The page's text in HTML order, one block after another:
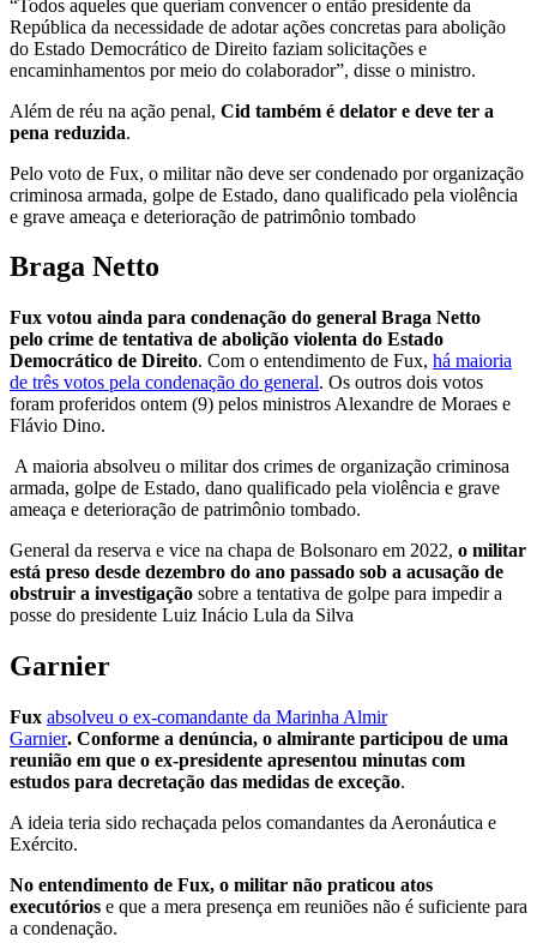
“Todos aqueles que queriam convencer o então presidente da
República da necessidade de adotar ações concretas para abolição
do Estado Democrático de Direito faziam solicitações e
encaminhamentos por meio do colaborador”, disse o ministro.
Além de réu na ação penal, Cid também é delator e deve ter a
pena reduzida.
Pelo voto de Fux, o militar não deve ser condenado por organização
criminosa armada, golpe de Estado, dano qualificado pela violência
e grave ameaça e deterioração de patrimônio tombado
Braga Netto
Fux votou ainda para condenação do general Braga Netto
pelo crime de tentativa de abolição violenta do Estado
Democrático de Direito. Com o entendimento de Fux, há maioria
de três votos pela condenação do general. Os outros dois votos
foram proferidos ontem (9) pelos ministros Alexandre de Moraes e
Flávio Dino.
A maioria absolveu o militar dos crimes de organização criminosa
armada, golpe de Estado, dano qualificado pela violência e grave
ameaça e deterioração de patrimônio tombado.
General da reserva e vice na chapa de Bolsonaro em 2022, o militar
está preso desde dezembro do ano passado sob a acusação de
obstruir a investigação sobre a tentativa de golpe para impedir a
posse do presidente Luiz Inácio Lula da Silva
Garnier
Fux absolveu o ex-comandante da Marinha Almir
Garnier. Conforme a denúncia, o almirante participou de uma
reunião em que o ex-presidente apresentou minutas com
estudos para decretação das medidas de exceção.
A ideia teria sido rechaçada pelos comandantes da Aeronáutica e
Exército.
No entendimento de Fux, o militar não praticou atos
executórios e que a mera presença em reuniões não é suficiente para
a condenação.